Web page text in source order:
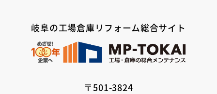
岐阜の工場倉庫リフォーム総合サイト
〒501-3824